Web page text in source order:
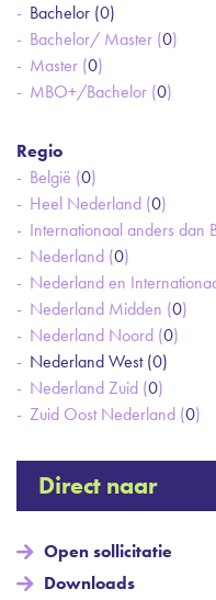
Bachelor (0)
Bachelor/ Master (0)
Master (0)
MBO+/Bachelor (0)
Regio
België (0)
Heel Nederland (0)
Internationaal anders dan
Nederland (0)
Nederland en
Nederland Midden (0)
Nederland Noord (0)
Nederland West (0)
Nederland Zuid (0)
Zuid Oost Nederland (0)
Direct naar
Open sollicitatie
Downloads